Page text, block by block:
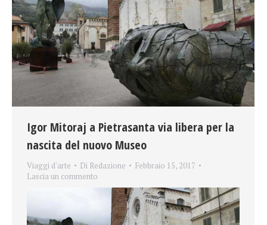
Igor Mitoraj a Pietrasanta via libera per la
nascita del nuovo Museo
Viaggi d'arte Di Redazione
Febbraio 15, 2017
Lascia un commento